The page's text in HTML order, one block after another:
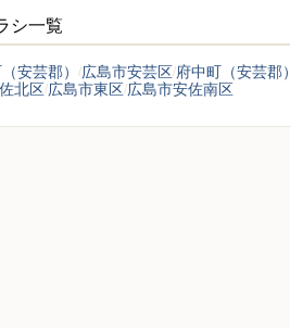
シ一覧
安芸郡） 広島市安芸区 府中町（安芸郡）
北区 広島市東区 広島市安佐南区